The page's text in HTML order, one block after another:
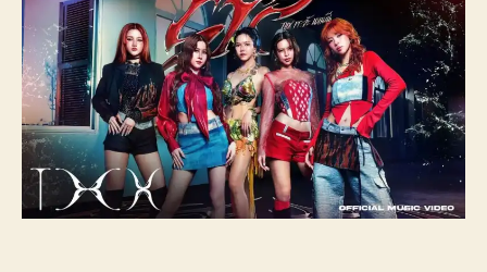
o
p
o
s
t
p
u
b
l
i
c
a
ç
ã
P
”
:
T
H
X
l
a
n